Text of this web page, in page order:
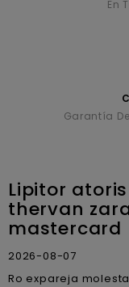
En
Garantía
Lipitor
thervan
mastercard
2026-08-07
Ro expareja